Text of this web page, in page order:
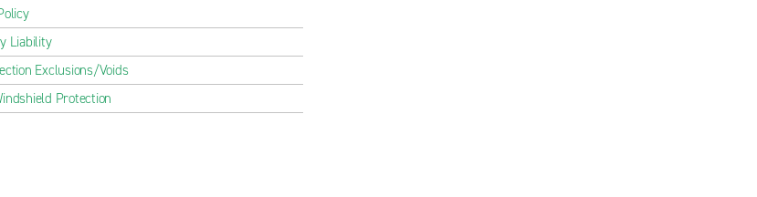
Liability
Exclusions/Voids
Protection